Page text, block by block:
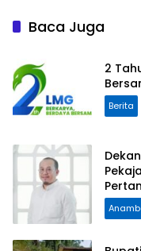
Baca Juga
2
Berita